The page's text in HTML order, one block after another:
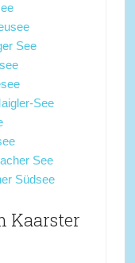
See
See
See
Südsee
Kaarster